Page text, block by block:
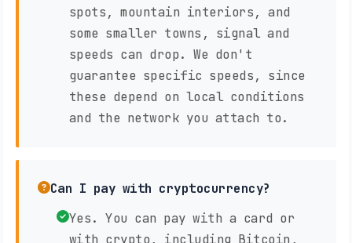
spots, mountain interiors, and
some smaller towns, signal and
speeds can drop. We don't
guarantee specific speeds, since
these depend on local conditions
and the network you attach to.
Can I pay with cryptocurrency?
Yes. You can pay with a card or
with crypto, including Bitcoin,